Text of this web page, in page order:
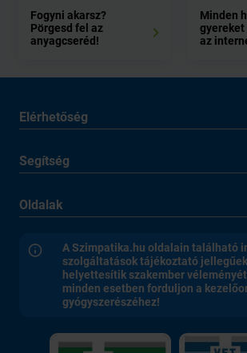
Fogyni akarsz?
Pörgesd fel az
anyagcseréd!
Minden
az
Elérhetőség
Segítség
Oldalak
A Szimpatika.hu oldalain található
szolgáltatások tájékoztató
helyettesítik szakember
minden esetben forduljon a
gyógyszerészéhez!